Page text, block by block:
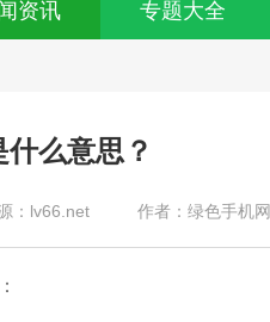
资讯 专题大全
么意思？
：lv66.net 作者：绿色手机网